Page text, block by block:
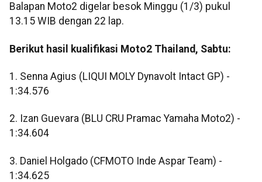
Balapan Moto2 digelar besok Minggu (1/3) pukul
13.15 WIB dengan 22 lap.
Berikut hasil kualifikasi Moto2 Thailand, Sabtu:
1. Senna Agius (LIQUI MOLY Dynavolt Intact GP) -
1:34.576
2. Izan Guevara (BLU CRU Pramac Yamaha Moto2) -
1:34.604
3. Daniel Holgado (CFMOTO Inde Aspar Team) -
1:34.625